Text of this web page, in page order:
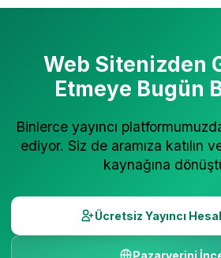
Web Sitenizden
Etmeye Bugün
Binlerce yayıncı
ediyor. Siz de aramıza katılın
kaynağına
Ücretsiz Yayıncı
Pazaryerini